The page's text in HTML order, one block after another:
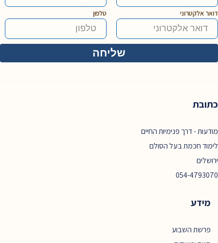
דואר אלקטרוני טלפון
כתובת
מודעות - דרך פנימיות החיים
לימוד חכמת בעל הסולם
ירושלים
054-4793070
מידע
פרשת השבוע